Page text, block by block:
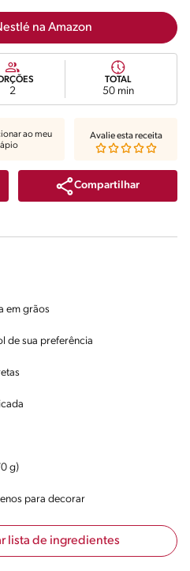
na Amazon
2
TOTAL
50 min
Compartilhar
ao meu
Avalie esta receita
em grãos
de sua preferência
g)
para decorar
lista de ingredientes